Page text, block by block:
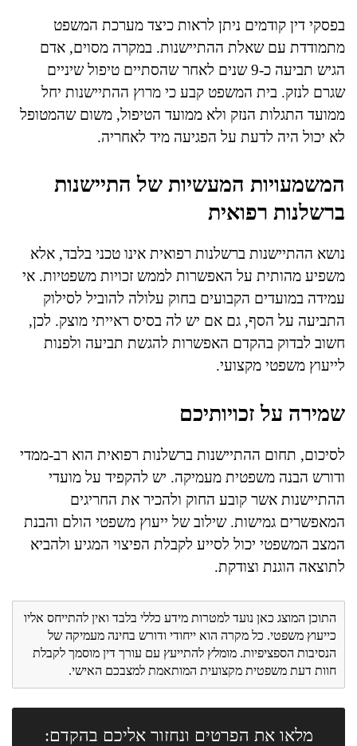
בפסקי דין קודמים ניתן לראות כיצד מערכת המשפט
מתמודדת עם שאלת ההתיישנות. במקרה מסוים, אדם
הגיש תביעה כ-9 שנים לאחר שהסתיים טיפול שיניים
שגרם לנזק. בית המשפט קבע כי מרוץ ההתיישנות יחל
ממועד התגלות הנזק ולא ממועד הטיפול, משום שהמטופל
לא יכול היה לדעת על הפגיעה מיד לאחריה.
המשמעויות המעשיות של התיישנות
ברשלנות רפואית
נושא ההתיישנות ברשלנות רפואית אינו טכני בלבד, אלא
משפיע מהותית על האפשרות לממש זכויות משפטיות. אי
עמידה במועדים הקבועים בחוק עלולה להוביל לסילוק
התביעה על הסף, גם אם יש לה בסיס ראייתי מוצק. לכן,
חשוב לבדוק בהקדם האפשרות להגשת תביעה ולפנות
לייעוץ משפטי מקצועי.
שמירה על זכויותיכם
לסיכום, תחום ההתיישנות ברשלנות רפואית הוא רב-ממדי
ודורש הבנה משפטית מעמיקה. יש להקפיד על מועדי
ההתיישנות אשר קובע החוק ולהכיר את החריגים
המאפשרים גמישות. שילוב של ייעוץ משפטי הולם והבנת
המצב המשפטי יכול לסייע לקבלת הפיצוי המגיע ולהביא
לתוצאה הוגנת וצודקת.
התוכן המוצג כאן נועד למטרות מידע כללי בלבד ואין להתייחס אליו
כייעוץ משפטי. כל מקרה הוא ייחודי ודורש בחינה מעמיקה של
הנסיבות הספציפיות. מומלץ להתייעץ עם עורך דין מוסמך לקבלת
חוות דעת משפטית מקצועית המותאמת למצבכם האישי.
מלאו את הפרטים ונחזור אליכם בהקדם: